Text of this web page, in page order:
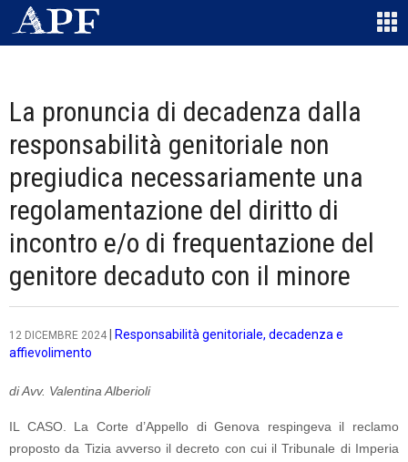
La pronuncia di decadenza dalla
responsabilità genitoriale non
pregiudica necessariamente una
regolamentazione del diritto di
incontro e/o di frequentazione del
genitore decaduto con il minore
12 DICEMBRE 2024
Responsabilità genitoriale, decadenza e
affievolimento
di Avv. Valentina Alberioli
IL CASO. La Corte d’Appello di Genova respingeva il reclamo
proposto da Tizia avverso il decreto con cui il Tribunale di Imperia